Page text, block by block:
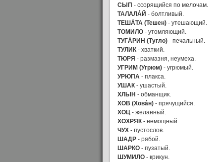
СЫП - ссорящийся по мелочам.
ТАЛАЛÁЙ - болтливый.
ТЕШÁТА (Тешен) - утешающий.
ТОМИЛО - утомляющий.
ТУГÁРИН (Тугло) - печальный.
ТУЛИК - хваткий.
ТЮРЯ - размазня, неумеха.
УГРИМ (Угрюм) - угрюмый.
УРЮПА - плакса.
УШАК - ушастый.
ХЛЫН - обманщик.
ХОВ (Ховáн) - прячущийся.
ХОЦ - желанный.
ХОХРЯК - немощный.
ЧУХ - пустослов.
ШАДР - рябой.
ШАРКО - пузатый.
ШУМИЛО - крикун.